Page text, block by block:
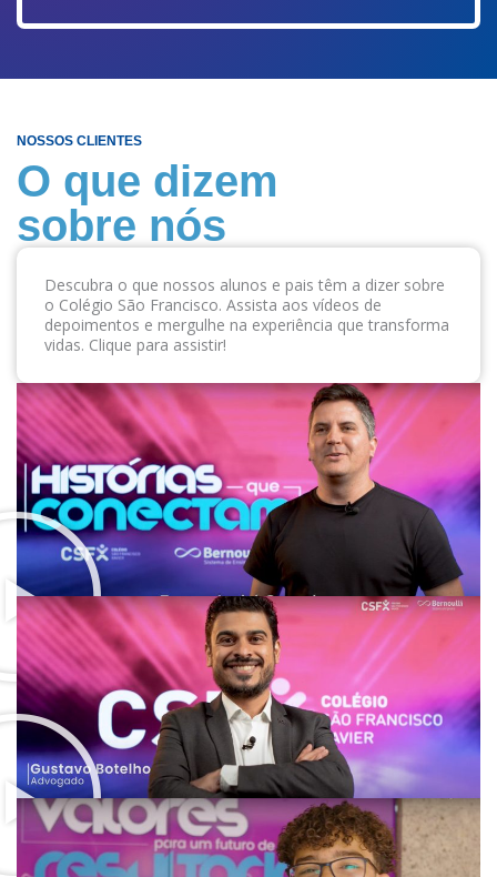
NOSSOS CLIENTES
O que dizem
sobre nós
Descubra o que nossos alunos e pais têm a dizer sobre
o Colégio São Francisco. Assista aos vídeos de
depoimentos e mergulhe na experiência que transforma
vidas. Clique para assistir!